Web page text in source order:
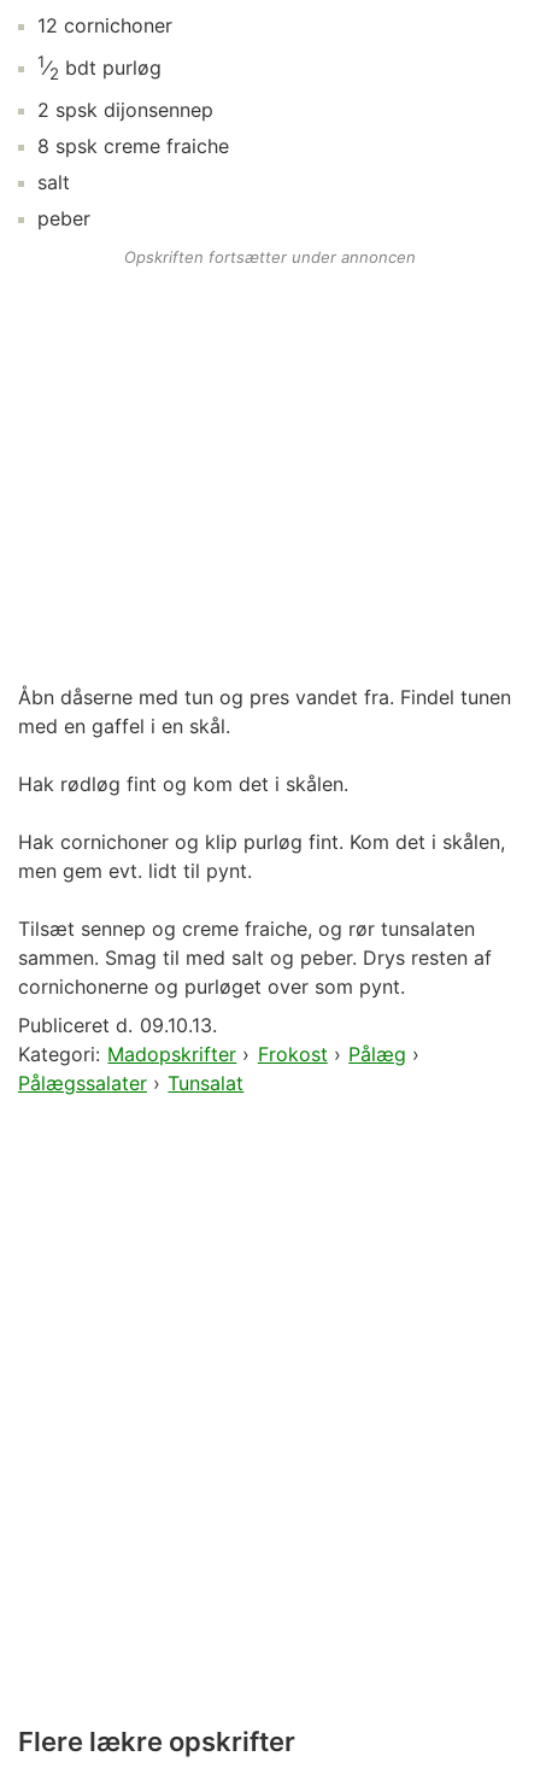
12 cornichoner
1⁄2 bdt purløg
2 spsk dijonsennep
8 spsk creme fraiche
salt
peber
Opskriften fortsætter under annoncen
Åbn dåserne med tun og pres vandet fra. Findel tunen
med en gaffel i en skål.
Hak rødløg fint og kom det i skålen.
Hak cornichoner og klip purløg fint. Kom det i skålen,
men gem evt. lidt til pynt.
Tilsæt sennep og creme fraiche, og rør tunsalaten
sammen. Smag til med salt og peber. Drys resten af
cornichonerne og purløget over som pynt.
Publiceret d. 09.10.13.
Kategori: Madopskrifter › Frokost › Pålæg ›
Pålægssalater › Tunsalat
Flere lækre opskrifter